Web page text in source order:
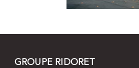
GROUPE RIDORET